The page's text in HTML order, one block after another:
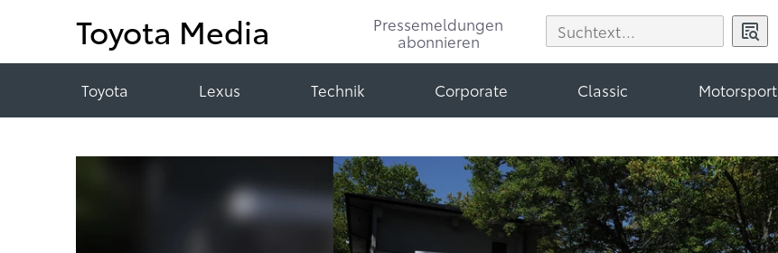
Toyota Media
Pressemeldungen
abonnieren
Toyota Lexus Technik Corporate Classic Motorsport